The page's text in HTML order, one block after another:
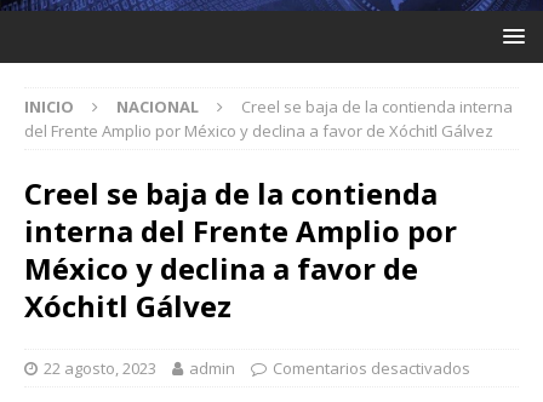
INICIO NACIONAL
Creel se baja de la contienda interna
del Frente Amplio por México y declina a favor de Xóchitl Gálvez
Creel se baja de la contienda
interna del Frente Amplio por
México y declina a favor de
Xóchitl Gálvez
22 agosto, 2023 admin Comentarios desactivados